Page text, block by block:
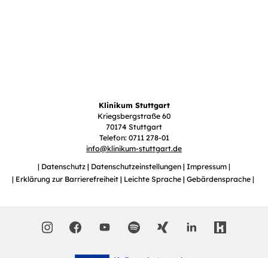
Klinikum Stuttgart
Kriegsbergstraße 60
70174 Stuttgart
Telefon: 0711 278-01
info@klinikum-stuttgart.de
Datenschutz
Datenschutzeinstellungen Impressum
Erklärung zur Barrierefreiheit
Leichte Sprache Gebärdensprache